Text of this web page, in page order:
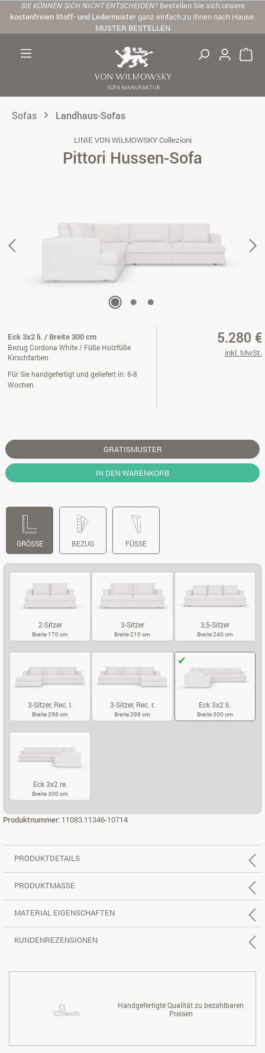
Zum Hauptinhalt springen
SIE KÖNNEN SICH NICHT ENTSCHEIDEN? Bestellen Sie sich unsere
kostenfreien Stoff- und Ledermusterganz einfach zu Ihnen nach Hause.
MUSTER BESTELLEN
Sofas Landhaus-Sofas
LINIE VON WILMOWSKY Collezioni
Pittori Hussen-Sofa
Eck 3x2 li. / Breite 300 cm
Bezug Cordona White / Füße Holzfüße
Kirschfarben
Für Sie handgefertigt und geliefert in: 6-8
Wochen
5.280 €
inkl. MwSt.
GRATISMUSTER
IN DEN WARENKORB
GRÖSSE BEZUG FÜSSE
2-Sitzer
Breite 170 cm
3-Sitzer
Breite 210 cm
3,5-Sitzer
Breite 240 cm
3-Sitzer, Rec. l.
Breite 298 cm
3-Sitzer, Rec. r.
Breite 298 cm
Eck 3x2 li.
Breite 300 cm
Eck 3x2 re.
Breite 300 cm
Produktnummer: 11083.11346-10714
PRODUKTDETAILS
PRODUKTMASSE
MATERIAL EIGENSCHAFTEN
KUNDENREZENSIONEN
Handgefertigte Qualität zu bezahlbaren
Preisen